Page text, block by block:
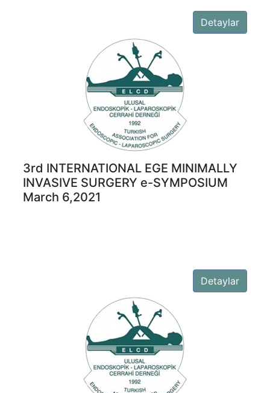
Detaylar
3rd INTERNATIONAL EGE MINIMALLY
INVASIVE SURGERY e-SYMPOSIUM
March 6,2021
Detaylar